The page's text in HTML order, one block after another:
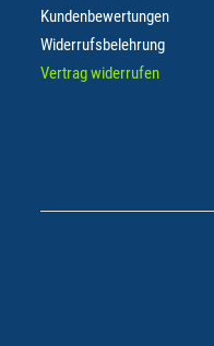
Kundenbewertungen
Widerrufsbelehrung
Vertrag widerrufen